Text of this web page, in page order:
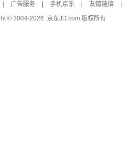
广告服务 手机京东 友情链接
© 2004-2026 京东JD.com 版权所有